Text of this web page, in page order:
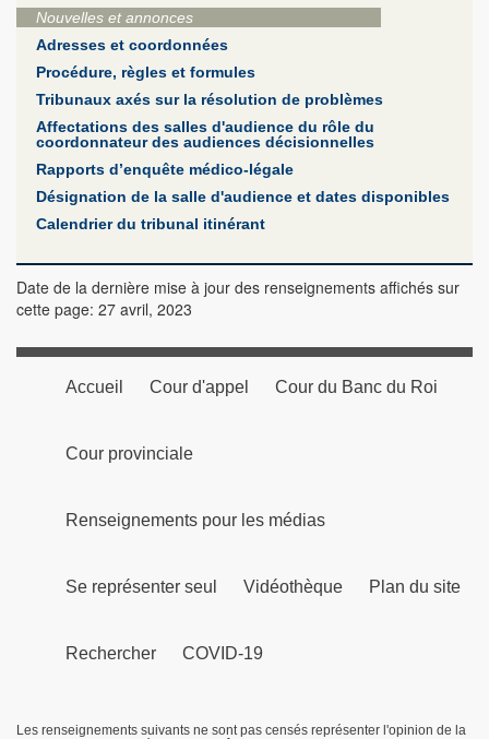
Nouvelles et annonces
Adresses et coordonnées
Procédure, règles et formules
Tribunaux axés sur la résolution de problèmes
Affectations des salles d'audience du rôle du
coordonnateur des audiences décisionnelles
Rapports d’enquête médico-légale
Désignation de la salle d'audience et dates disponibles
Calendrier du tribunal itinérant
Date de la dernière mise à jour des renseignements affichés sur
cette page: 27 avril, 2023
Accueil Cour d'appel Cour du Banc du Roi
Cour provinciale
Renseignements pour les médias
Se représenter seul Vidéothèque Plan du site
Rechercher COVID-19
Les renseignements suivants ne sont pas censés représenter l'opinion de la